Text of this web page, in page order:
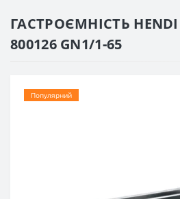
ГАСТРОЄМНІСТЬ HENDI
800126 GN1/1-65
Популярний